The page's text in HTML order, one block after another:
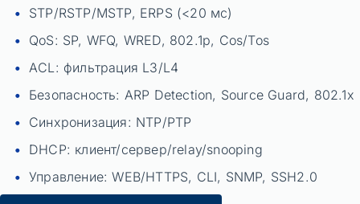
STP/RSTP/MSTP, ERPS (<20 мс)
QoS: SP, WFQ, WRED, 802.1p, Cos/Tos
ACL: фильтрация L3/L4
Безопасность: ARP Detection, Source Guard, 802.1x
Синхронизация: NTP/PTP
DHCP: клиент/сервер/relay/snooping
Управление: WEB/HTTPS, CLI, SNMP, SSH2.0